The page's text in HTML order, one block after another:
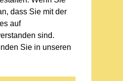
dass Sie mit der
auf
sind.
Sie in unseren